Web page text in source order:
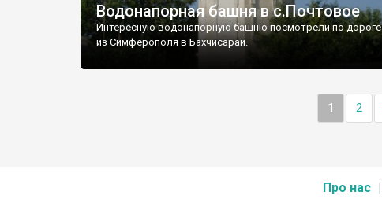
Водонапорная башня в с.Почтовое
Интересную водонапорную башню посмотрели по дороге
из Симферополя в Бахчисарай.
1 2
Про нас